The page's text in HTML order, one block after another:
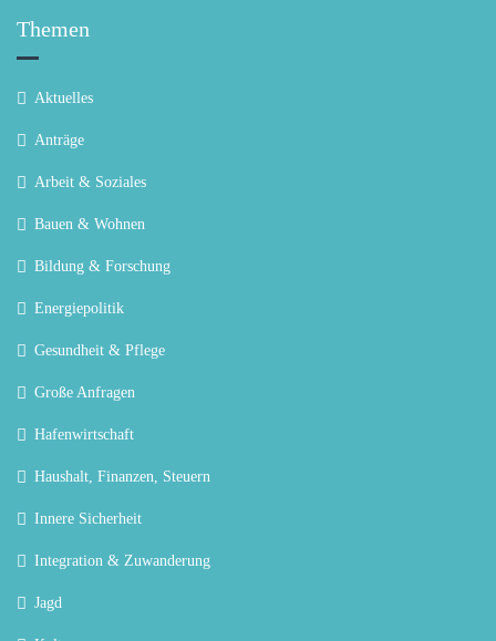
Themen
Aktuelles
Anträge
Arbeit & Soziales
Bauen & Wohnen
Bildung & Forschung
Energiepolitik
Gesundheit & Pflege
Große Anfragen
Hafenwirtschaft
Haushalt, Finanzen, Steuern
Innere Sicherheit
Integration & Zuwanderung
Jagd